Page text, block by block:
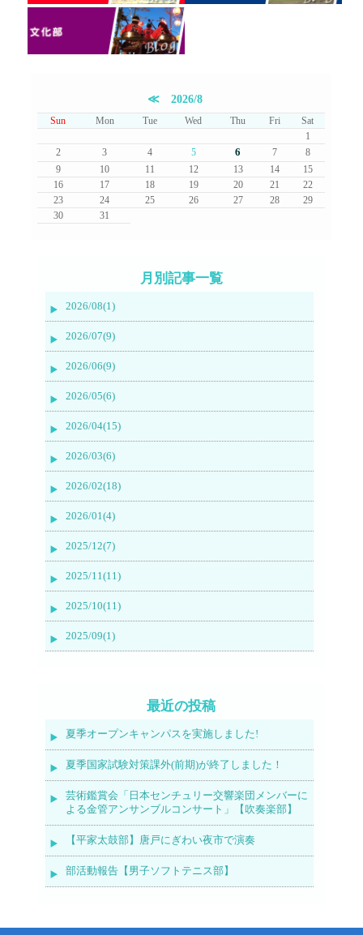
≪ 2026/8
Sun Mon Tue Wed Thu Fri
Sat
1
2
3 4 5 6 7
8
9
10 11 12 13 14
15
16
17 18 19 20 21
22
23
24 25 26 27 28
29
30
31
月別記事一覧
2026/08(1)
2026/07(9)
2026/06(9)
2026/05(6)
2026/04(15)
2026/03(6)
2026/02(18)
2026/01(4)
2025/12(7)
2025/11(11)
2025/10(11)
2025/09(1)
最近の投稿
夏季オープンキャンパスを実施しました!
夏季国家試験対策課外(前期)が終了しました！
芸術鑑賞会「日本センチュリー交響楽団メンバーに
よる金管アンサンブルコンサート」【吹奏楽部】
【平家太鼓部】唐戸にぎわい夜市で演奏
部活動報告【男子ソフトテニス部】